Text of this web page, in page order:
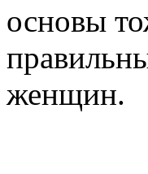
основы
женщин.